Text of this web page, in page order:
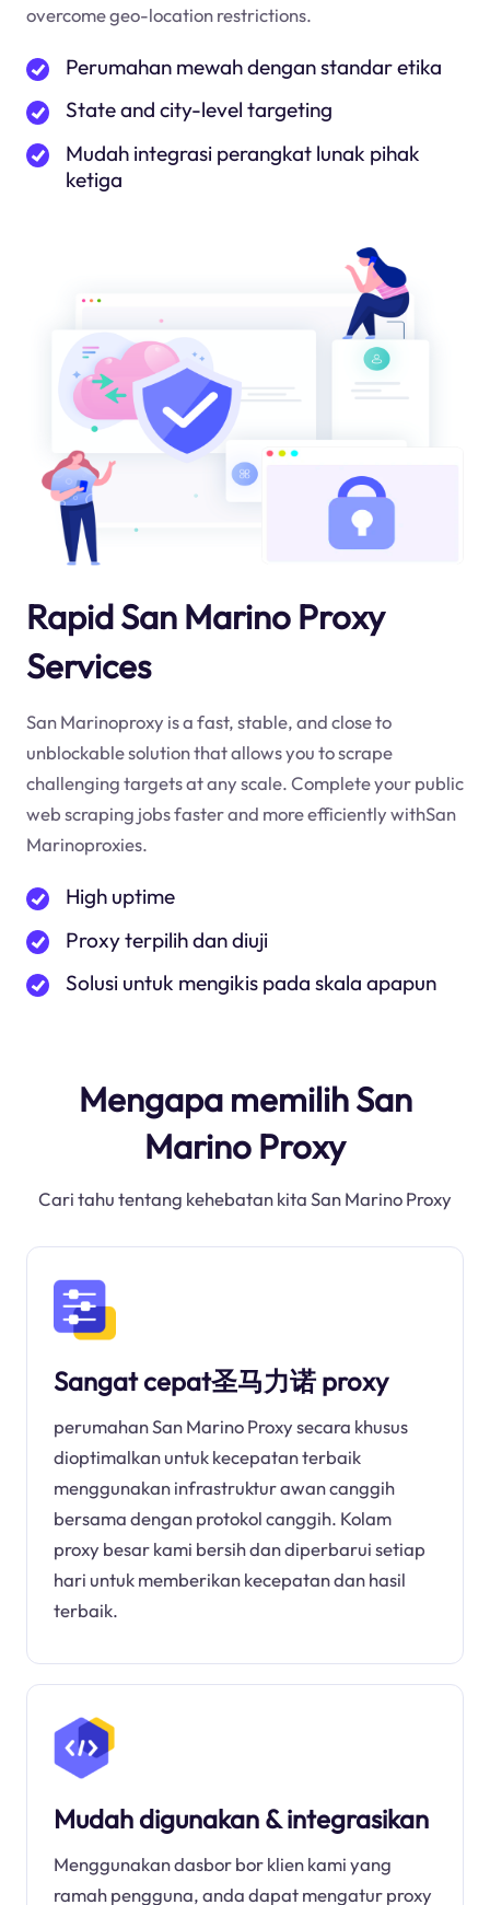
overcome geo-location restrictions.
Perumahan mewah dengan standar etika
State and city-level targeting
Mudah integrasi perangkat lunak pihak
ketiga
Rapid San Marino Proxy
Services
San Marinoproxy is a fast, stable, and close to
unblockable solution that allows you to scrape
challenging targets at any scale. Complete your public
web scraping jobs faster and more efficiently withSan
Marinoproxies.
High uptime
Proxy terpilih dan diuji
Solusi untuk mengikis pada skala apapun
Mengapa memilih San
Marino Proxy
Cari tahu tentang kehebatan kita San Marino Proxy
Sangat cepat圣马力诺 proxy
perumahan San Marino Proxy secara khusus
dioptimalkan untuk kecepatan terbaik
menggunakan infrastruktur awan canggih
bersama dengan protokol canggih. Kolam
proxy besar kami bersih dan diperbarui setiap
hari untuk memberikan kecepatan dan hasil
terbaik.
Mudah digunakan & integrasikan
Menggunakan dasbor bor klien kami yang
ramah pengguna, anda dapat mengatur proxy